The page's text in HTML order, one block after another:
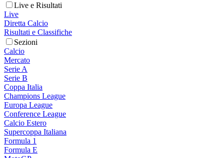
Live e Risultati
Live
Diretta Calcio
Risultati e Classifiche
Sezioni
Calcio
Mercato
Serie A
Serie B
Coppa Italia
Champions League
Europa League
Conference League
Calcio Estero
Supercoppa Italiana
Formula 1
Formula E